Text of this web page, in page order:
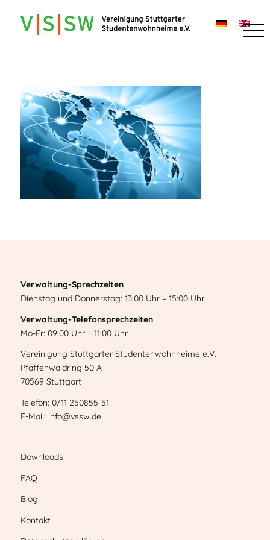
Verwaltung-Sprechzeiten
Dienstag und Donnerstag: 13:00 Uhr – 15:00 Uhr
Verwaltung-Telefonsprechzeiten
Mo-Fr: 09:00 Uhr – 11:00 Uhr
Vereinigung Stuttgarter Studentenwohnheime e.V.
Pfaffenwaldring 50 A
70569 Stuttgart
Telefon: 0711 250855-51
E-Mail: info@vssw.de
Downloads
FAQ
Blog
Kontakt